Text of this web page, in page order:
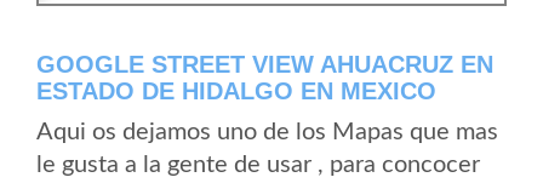
GOOGLE STREET VIEW AHUACRUZ EN
ESTADO DE HIDALGO EN MEXICO
Aqui os dejamos uno de los Mapas que mas
le gusta a la gente de usar , para concocer